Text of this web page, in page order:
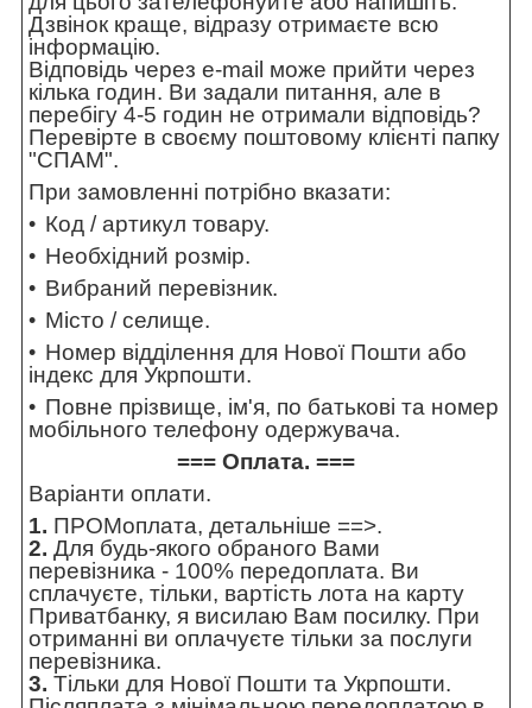
Дзвінок краще, відразу отримаєте всю
інформацію.
Відповідь через e-mail може прийти через
кілька годин. Ви задали питання, але в
перебігу 4-5 годин не отримали відповідь?
Перевірте в своєму поштовому клієнті папку
"СПАМ".
При замовленні потрібно вказати:
Код / артикул товару.
Необхідний розмір.
Вибраний перевізник.
Місто / селище.
Номер відділення для Нової Пошти або
індекс для Укрпошти.
Повне прізвище, ім'я, по батькові та номер
мобільного телефону одержувача.
=== Оплата. ===
Варіанти оплати.
1. ПРОМоплата, детальніше ==>.
2. Для будь-якого обраного Вами
перевізника - 100% передоплата. Ви
сплачуєте, тільки, вартість лота на карту
Приватбанку, я висилаю Вам посилку. При
отриманні ви оплачуєте тільки за послуги
перевізника.
3. Тільки для Нової Пошти та Укрпошти.